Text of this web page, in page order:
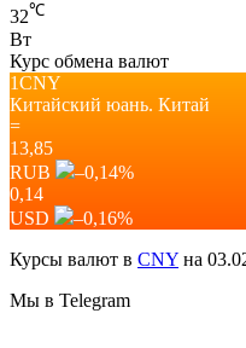
32℃
Вт
Курс обмена валют
1CNY
Китайский юань. Китай
=
13,85
RUB
–0,14%
0,14
USD
–0,16%
Курсы валют в CNY на
Мы в Telegram